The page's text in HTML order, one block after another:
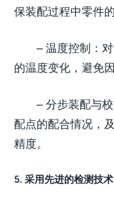
保装配过程中零件
– 温度控制：
的温度变化，避免
– 分步装配与
配点的配合情况，
精度。
5. 采用先进的检测技术